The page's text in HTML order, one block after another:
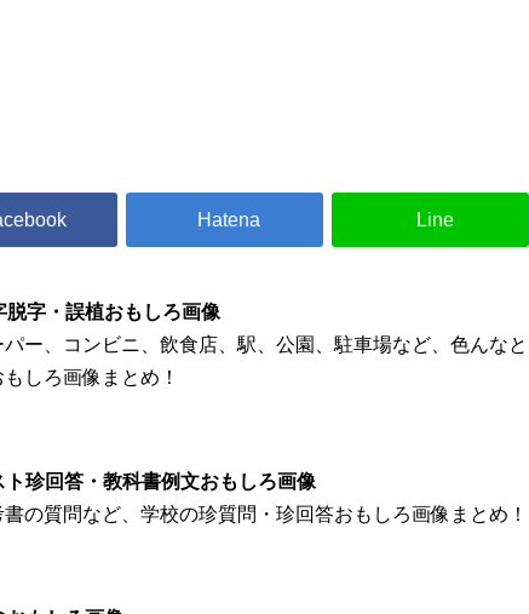
脱字・誤植おもしろ画像
ー、コンビニ、飲食店、駅、公園、駐車場など、色んなと
しろ画像まとめ！
ト珍回答・教科書例文おもしろ画像
の質問など、学校の珍質問・珍回答おもしろ画像まとめ！